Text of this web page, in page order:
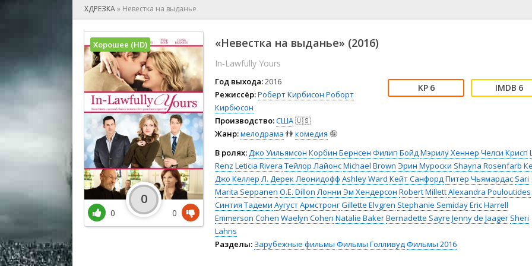
🕺 Мюзикл
👨‍💼 Новости
👨‍💻 Реальное тв
🎤 Ток-шоу
😱 Ужасы
🧙‍♀️ Фантастика
🤠 Фильм-нуар
🧝‍♂️ Фэнтези
🏅 Церемония
ХДРЕЗКА» Невестка на выданье
«Невестка на выданье» (2016)
In-Lawfully Yours
Год выхода:2016
Режиссёр:Роберт Кирбисон Роборт
Кирбюсон
Производство:США🇺🇸
Жанр:мелодрама 👫комедия 🤪
6 6
В ролях:Джо Уильямсон Корбин Бернсен Филип БойдМэрилу Хеннер Челси Крисп
Renz Leticia Rivera Тейлор ЛайонсMichael Brown Эрин Муроски Shayna Rosenfarb
Джо Келлер Л. Дерек Леонидофф Ashley Ward Кейт СанфордПитер Чьямардас Sari
Marita Seppanen O.E. Dillon Лонни Эм Хендерсон Robert MillettAlexandra Pouloutides
Синтия Тадеми Аугуст АрмстронгGillette Elvgren Stephanie SemidayEric Harrell
Emmerson Cohen Waelyn Cohen Natalie BakerBernadette Sayre Jenny de Jaager Sheri
Lahris
Разделы: Зарубежные фильмы Фильмы ГолливудФильмы 2016
Хорошее (HD)
0
0
0